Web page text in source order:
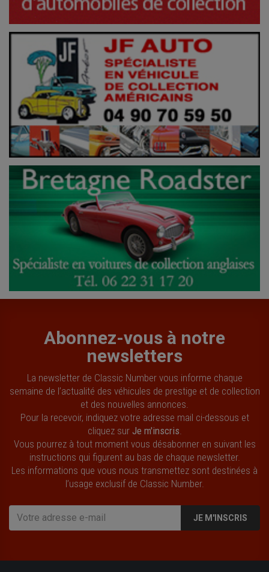
Abonnez-vous à notre
newsletters
La newsletter de Classic Number vous informe chaque
semaine de l’actualité des véhicules de prestige et de collection
et des nouvelles annonces.
Pour la recevoir, indiquez votre adresse mail ci-dessous et
cliquez sur Je m'inscris.
Vous pourrez à tout moment vous désabonner en suivant les
instructions qui figurent au bas de chaque newsletter.
Les informations que vous nous transmettez sont destinées à
l’usage exclusif de Classic Number.
JE M'INSCRIS